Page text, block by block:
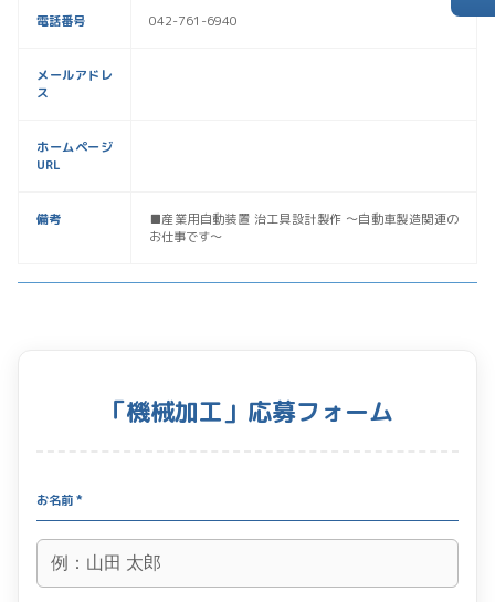
電話番号 042-761-6940
メールアドレ
ス
ホームページ
URL
備考
■産業用自動装置 治工具設計製作 〜自動車製造関連の
お仕事です〜
「機械加工」応募フォーム
お名前 *